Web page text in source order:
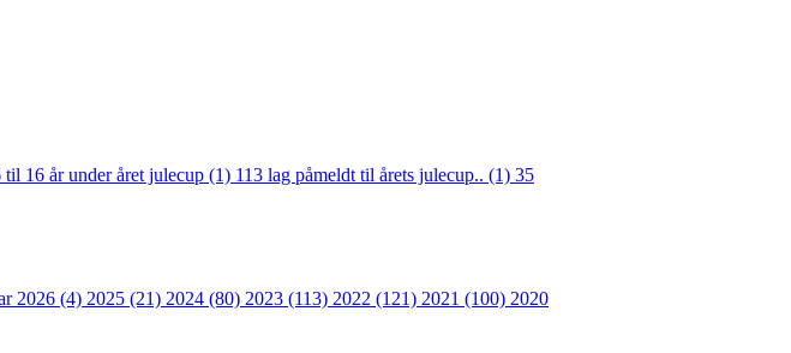
til 16 år under året julecup (1) 113 lag påmeldt til årets julecup.. (1) 35
2026 (4) 2025 (21) 2024 (80) 2023 (113) 2022 (121) 2021 (100) 2020